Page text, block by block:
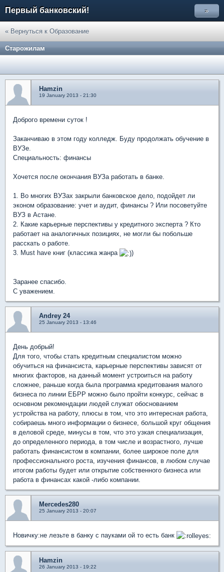
Первый банковский! »
« Вернуться к Образование
Старожилам
Hamzin
19 January 2013 - 21:30
Доброго времени суток !
Заканчиваю в этом году колледж. Буду продолжать обучение в
ВУЗе.
Специальность: финансы
Хочется после окончания ВУЗа работать в банке.
1. Во многих ВУЗах закрыли банковское дело, подойдет ли
эконом образование: учет и аудит, финансы ? Или посоветуйте
ВУЗ в Астане.
2. Какие карьерные перспективы у кредитного эксперта ? Кто
работает на аналогичных позициях, не могли бы побольше
расскать о работе.
3. Must have книг (классика жанра
)
Заранее спасибо.
С уважением.
Andrey 24
25 January 2013 - 13:46
День добрый!
Для того, чтобы стать кредитным специалистом можно
обучиться на финансиста, карьерные перспективы зависят от
многих факторов, на данный момент устроиться на работу
сложнее, раньше когда была программа кредитования малого
бизнеса по линии ЕБРР можно было пройти конкурс, сейчас в
основном рекомендации людей служат обоснованием
устройства на работу, плюсы в том, что это интересная работа,
собираешь много информации о бизнесе, большой круг общения
в деловой среде, минусы в том, что это узкая специализация,
до определенного периода, в том числе и возрастного, лучше
работать финансистом в компании, более широкое поле для
профессионального роста, изучения финансов, в любом случае
итогом работы будет или открытие собственного бизнеса или
работа в финансах какой -либо компании.
Mercedes280
25 January 2013 - 20:07
Новичку:не лезьте в банку с пауками ой то есть банк
Hamzin
26 January 2013 - 19:22